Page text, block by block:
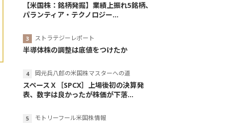
【米国株：銘柄発掘】業績上振れ5銘柄、
パランティア・テクノロジー...
ストラテジーレポート
半導体株の調整は底値をつけたか
岡元兵八郎の米国株マスターへの道
スペースＸ［SPCX］上場後初の決算発
表、数字は良かったが株価が下落...
モトリーフール米国株情報